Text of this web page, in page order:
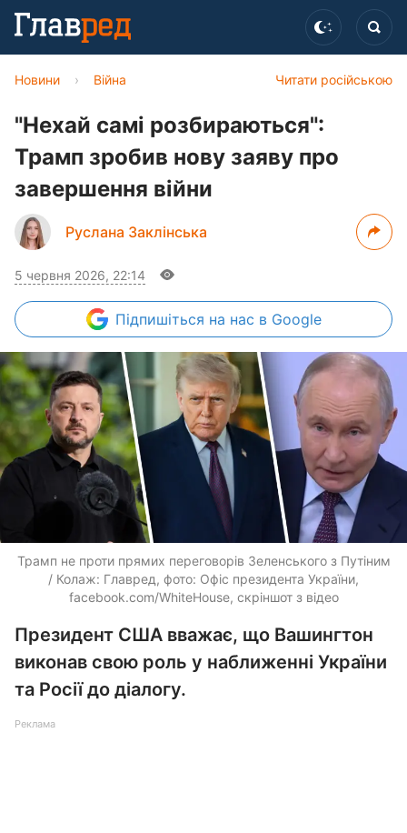
Читати російською
Новини › Війна
"Нехай самі розбираються":
Трамп зробив нову заяву про
завершення війни
Руслана Заклінська
5 червня 2026, 22:14
Підпишіться на нас в Google
Трамп не проти прямих переговорів Зеленського з Путіним
/ Колаж: Главред, фото: Офіс президента України,
facebook.com/WhiteHouse, скріншот з відео
Президент США вважає, що Вашингтон
виконав свою роль у наближенні України
та Росії до діалогу.
Реклама